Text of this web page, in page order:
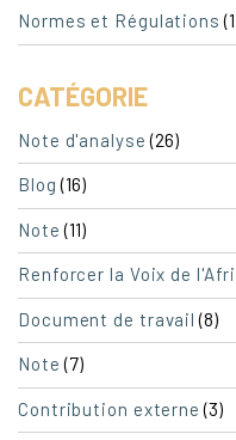
Normes et Régulations
CATÉGORIE
Note d'analyse (26)
Blog (16)
Note (11)
Renforcer la Voix de
Document de travail (8)
Note (7)
Contribution externe (3)